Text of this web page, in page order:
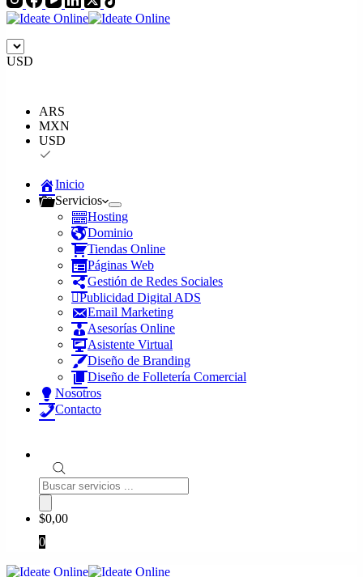
USD
ARS
MXN
USD
Inicio
Servicios
Hosting
Dominio
Tiendas Online
Páginas Web
Gestión de Redes Sociales
Publicidad Digital ADS
Email Marketing
Asesorías Online
Asistente Virtual
Diseño de Branding
Diseño de Folletería Comercial
Nosotros
Contacto
Búsqueda
de
productos
$0,00
0